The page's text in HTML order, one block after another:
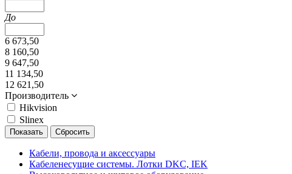
До
6 673,50
8 160,50
9 647,50
11 134,50
12 621,50
Производитель
Hikvision
Slinex
Кабели, провода и аксессуары
Кабеленесущие системы. Лотки DKC, IEK